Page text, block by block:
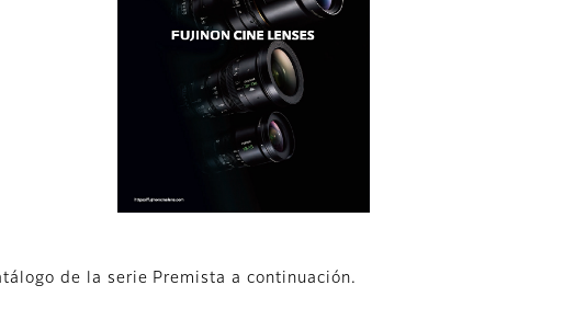
de la serie Premista a continuación.